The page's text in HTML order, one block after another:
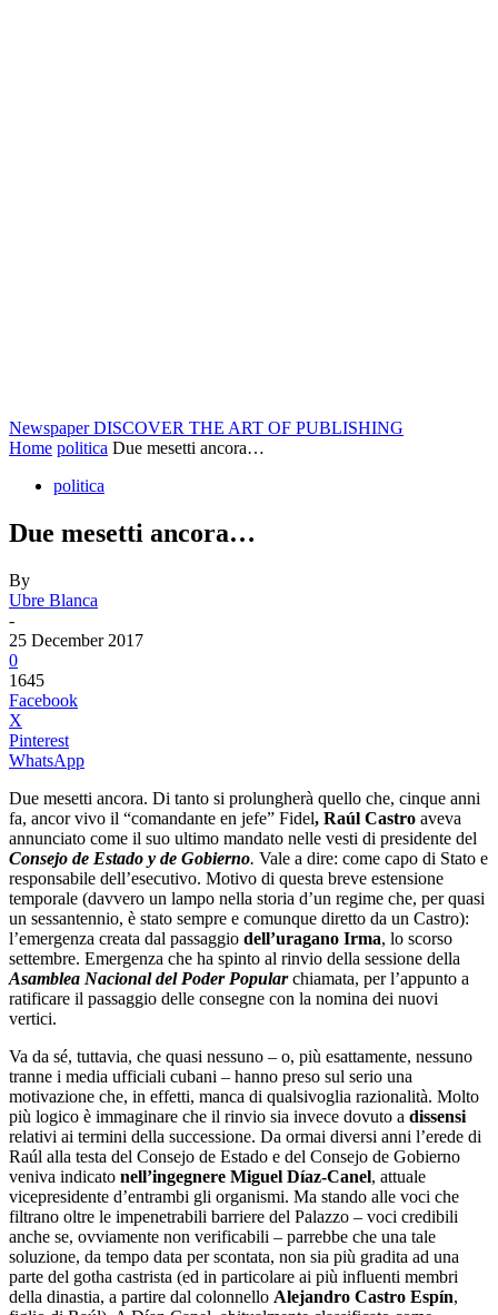
Newspaper DISCOVER THE ART OF PUBLISHING
Home politica Due mesetti ancora…
politica
Due mesetti ancora…
By
Ubre Blanca
-
25 December 2017
0
1645
Facebook
X
Pinterest
WhatsApp
Due mesetti ancora. Di tanto si prolungherà quello che, cinque anni
fa, ancor vivo il “comandante en jefe” Fidel, Raúl Castro aveva
annunciato come il suo ultimo mandato nelle vesti di presidente del
Consejo de Estado y de Gobierno. Vale a dire: come capo di Stato e
responsabile dell’esecutivo. Motivo di questa breve estensione
temporale (davvero un lampo nella storia d’un regime che, per quasi
un sessantennio, è stato sempre e comunque diretto da un Castro):
l’emergenza creata dal passaggio dell’uragano Irma, lo scorso
settembre. Emergenza che ha spinto al rinvio della sessione della
Asamblea Nacional del Poder Popular chiamata, per l’appunto a
ratificare il passaggio delle consegne con la nomina dei nuovi
vertici.
Va da sé, tuttavia, che quasi nessuno – o, più esattamente, nessuno
tranne i media ufficiali cubani – hanno preso sul serio una
motivazione che, in effetti, manca di qualsivoglia razionalità. Molto
più logico è immaginare che il rinvio sia invece dovuto a dissensi
relativi ai termini della successione. Da ormai diversi anni l’erede di
Raúl alla testa del Consejo de Estado e del Consejo de Gobierno
veniva indicato nell’ingegnere Miguel Díaz-Canel, attuale
vicepresidente d’entrambi gli organismi. Ma stando alle voci che
filtrano oltre le impenetrabili barriere del Palazzo – voci credibili
anche se, ovviamente non verificabili – parrebbe che una tale
soluzione, da tempo data per scontata, non sia più gradita ad una
parte del gotha castrista (ed in particolare ai più influenti membri
della dinastia, a partire dal colonnello Alejandro Castro Espín,